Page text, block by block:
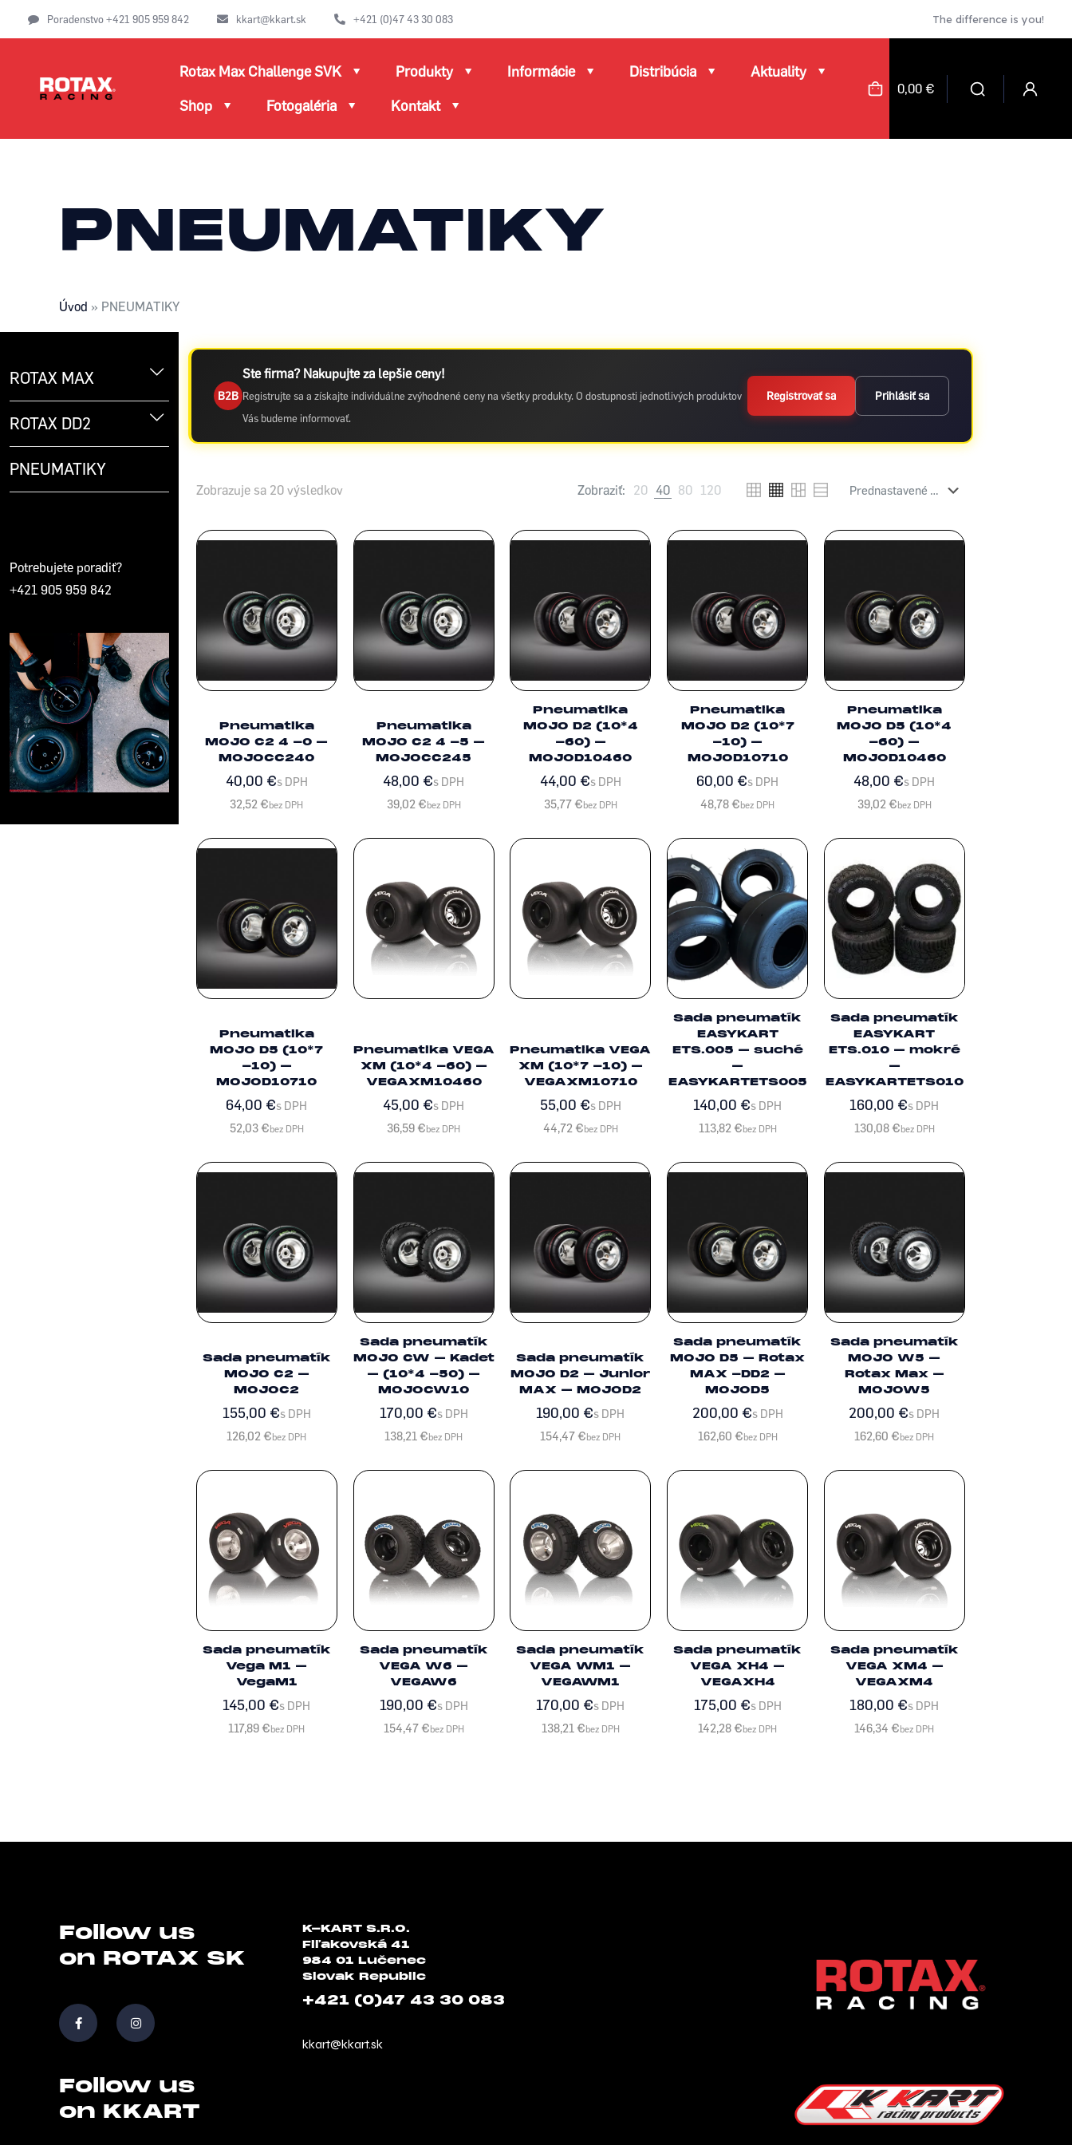
Poradenstvo +421 905 959 842 kkart@kkart.sk +421 (0)47 43 30 083 The difference is you!
Rotax Max Challenge SVK Produkty Informácie Distribúcia
Aktuality
Shop
Fotogaléria Kontakt
0,00 €
PNEUMATIKY
Úvod » PNEUMATIKY
ROTAX MAX
ROTAX DD2
PNEUMATIKY
Potrebujete poradiť?
+421 905 959 842
B2B
Ste firma? Nakupujte za lepšie ceny!
Registrujte sa a získajte individuálne zvýhodnené ceny na všetky produkty. O dostupnosti jednotlivých produktov
Vás budeme informovať.
Registrovať sa Prihlásiť sa
Zobrazuje sa 20 výsledkov Zobraziť: 20 40 80 120
Pneumatika
MOJO C2 4 -0 –
MOJOCC240
40,00 €s DPH
32,52€bez DPH
Pneumatika
MOJO C2 4 -5 –
MOJOCC245
48,00 €s DPH
39,02 €bez DPH
Pneumatika
MOJO D2 (10*4
-60) –
MOJOD10460
44,00 €s DPH
35,77€bez DPH
Pneumatika
MOJO D2 (10*7
-10) –
MOJOD10710
60,00 €s DPH
48,78€bez DPH
Pneumatika
MOJO D5 (10*4
-60) –
MOJOD10460
48,00 €s DPH
39,02 €bez DPH
Pneumatika
MOJO D5 (10*7
-10) –
MOJOD10710
64,00 €s DPH
52,03€bez DPH
Pneumatika VEGA
XM (10*4 -60) –
VEGAXM10460
45,00 €s DPH
36,59€bez DPH
Pneumatika VEGA
XM (10*7 -10) –
VEGAXM10710
55,00 €s DPH
44,72 €bez DPH
Sada pneumatík
EASYKART
ETS.005 – suché
–
EASYKARTETS005
140,00 €s DPH
113,82 €bez DPH
Sada pneumatík
EASYKART
ETS.010 – mokré
–
EASYKARTETS010
160,00 €s DPH
130,08€bez DPH
Sada pneumatík
MOJO C2 –
MOJOC2
155,00 €s DPH
126,02€bez DPH
Sada pneumatík
MOJO CW – Kadet
– (10*4 -50) –
MOJOCW10
170,00 €s DPH
138,21€bez DPH
Sada pneumatík
MOJO D2 – Junior
MAX – MOJOD2
190,00 €s DPH
154,47€bez DPH
Sada pneumatík
MOJO D5 – Rotax
MAX -DD2 –
MOJOD5
200,00 €s DPH
162,60 €bez DPH
Sada pneumatík
MOJO W5 –
Rotax Max –
MOJOW5
200,00 €s DPH
162,60€bez DPH
Sada pneumatík
Vega M1 –
VegaM1
145,00 €s DPH
117,89€bez DPH
Sada pneumatík
VEGA W6 –
VEGAW6
190,00 €s DPH
154,47€bez DPH
Sada pneumatík
VEGA WM1 –
VEGAWM1
170,00 €s DPH
138,21 €bez DPH
Sada pneumatík
VEGA XH4 –
VEGAXH4
175,00 €s DPH
142,28€bez DPH
Sada pneumatík
VEGA XM4 –
VEGAXM4
180,00 €s DPH
146,34€bez DPH
Follow us
on ROTAX SK
Follow us
on KKART
K-KART S.R.O.
Fiľakovská 41
984 01 Lučenec
Slovak Republic
+421 (0)47 43 30 083
kkart@kkart.sk